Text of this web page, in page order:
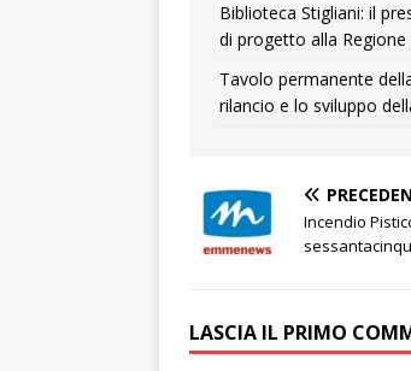
Biblioteca Stigliani: il
di progetto alla
Tavolo permanente
rilancio e lo sviluppo
Incendio
LASCIA IL PRIMO